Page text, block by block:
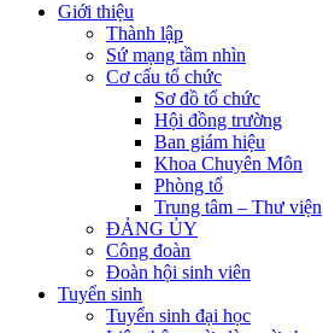
Giới thiệu
Thành lập
Sứ mạng tầm nhìn
Cơ cấu tổ chức
Sơ đồ tổ chức
Hội đồng trường
Ban giám hiệu
Khoa Chuyên Môn
Phòng tổ
Trung tâm – Thư viện
ĐẢNG ỦY
Công đoàn
Đoàn hội sinh viên
Tuyển sinh
Tuyển sinh đại học